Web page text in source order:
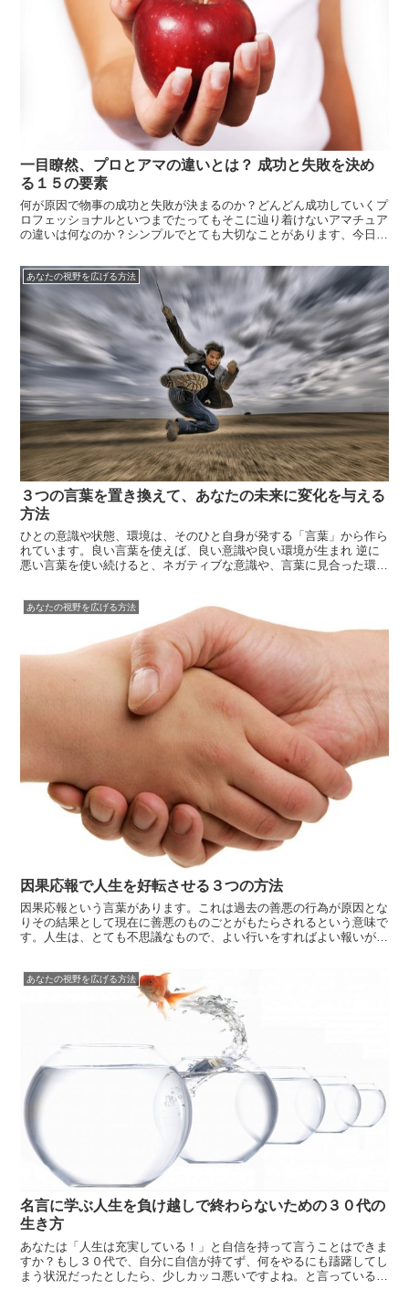
一目瞭然、プロとアマの違いとは？ 成功と失敗を決め
る１５の要素
何が原因で物事の成功と失敗が決まるのか？どんどん成功していくプ
ロフェッショナルといつまでたってもそこに辿り着けないアマチュア
の違いは何なのか？シンプルでとても大切なことがあります、今日は
があるひと、夢や目標に向かって進んでいるひとは、この１５の違い
をぜひ覚え...
あなたの視野を広げる方法
３つの言葉を置き換えて、あなたの未来に変化を与える
方法
ひとの意識や状態、環境は、そのひと自身が発する「言葉」から作ら
れています。良い言葉を使えば、良い意識や良い環境が生まれ 逆に
悪い言葉を使い続けると、ネガティブな意識や、言葉に見合った環境
事の積み重ね...
あなたの視野を広げる方法
因果応報で人生を好転させる３つの方法
因果応報という言葉があります。これは過去の善悪の行為が原因とな
りその結果として現在に善悪のものごとがもたらされるという意味で
す。人生は、とても不思議なもので、よい行いをすればよい報いがあ
ジネスがう...
あなたの視野を広げる方法
名言に学ぶ人生を負け越しで終わらないための３０代の
生き方
あなたは「人生は充実している！」と自信を持って言うことはできま
すか？もし３０代で、自分に自信が持てず、何をやるにも躊躇してし
まう状況だったとしたら、少しカッコ悪いですよね。と言っている私